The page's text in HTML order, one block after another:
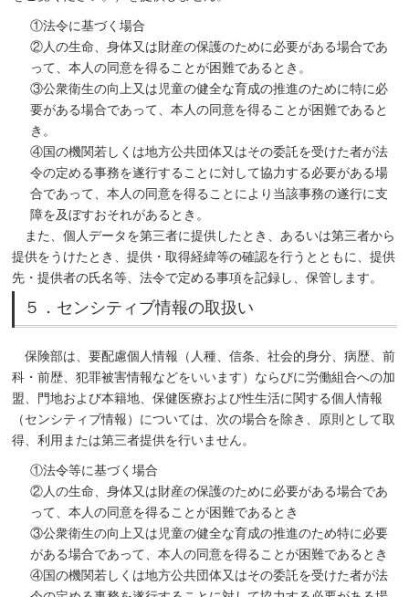
①法令に基づく場合
②人の生命、身体又は財産の保護のために必要がある場合であ
って、本人の同意を得ることが困難であるとき。
③公衆衛生の向上又は児童の健全な育成の推進のために特に必
要がある場合であって、本人の同意を得ることが困難であると
き。
④国の機関若しくは地方公共団体又はその委託を受けた者が法
令の定める事務を遂行することに対して協力する必要がある場
合であって、本人の同意を得ることにより当該事務の遂行に支
障を及ぼすおそれがあるとき。
また、個人データを第三者に提供したとき、あるいは第三者から
提供をうけたとき、提供・取得経緯等の確認を行うとともに、提供
先・提供者の氏名等、法令で定める事項を記録し、保管します。
５．センシティブ情報の取扱い
保険部は、要配慮個人情報（人種、信条、社会的身分、病歴、前
科・前歴、犯罪被害情報などをいいます）ならびに労働組合への加
盟、門地および本籍地、保健医療および性生活に関する個人情報
（センシティブ情報）については、次の場合を除き、原則として取
得、利用または第三者提供を行いません。
①法令等に基づく場合
②人の生命、身体又は財産の保護のために必要がある場合であ
って、本人の同意を得ることが困難であるとき
③公衆衛生の向上又は児童の健全な育成の推進のため特に必要
がある場合であって、本人の同意を得ることが困難であるとき
④国の機関若しくは地方公共団体又はその委託を受けた者が法